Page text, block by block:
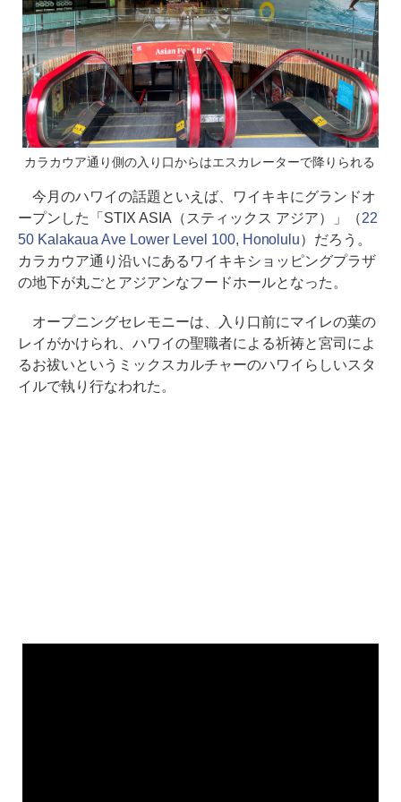
カラカウア通り側の入り口からはエスカレーターで降りられる
今月のハワイの話題といえば、ワイキキにグランドオ
ープンした「STIX ASIA（スティックス アジア）」（22
50 Kalakaua Ave Lower Level 100, Honolulu）だろう。
カラカウア通り沿いにあるワイキキショッピングプラザ
の地下が丸ごとアジアンなフードホールとなった。
オープニングセレモニーは、入り口前にマイレの葉の
レイがかけられ、ハワイの聖職者による祈祷と宮司によ
るお祓いというミックスカルチャーのハワイらしいスタ
イルで執り行なわれた。